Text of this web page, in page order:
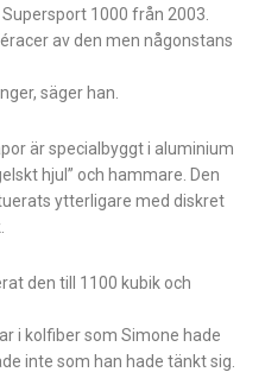
1000 från 2003.
av den men någonstans
säger han.
är specialbyggt i aluminium
hjul” och hammare. Den
ytterligare med diskret
den till 1100 kubik och
i kolfiber som Simone hade
inte som han hade tänkt sig.